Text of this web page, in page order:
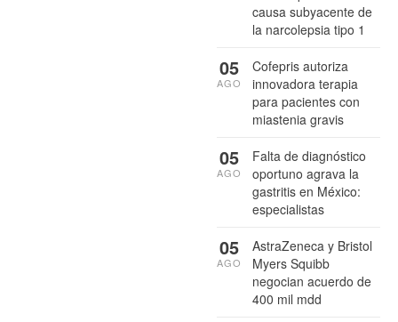
causa subyacente de
la narcolepsia tipo 1
Cofepris autoriza
innovadora terapia
para pacientes con
miastenia gravis
05
AGO
Falta de diagnóstico
oportuno agrava la
gastritis en México:
especialistas
05
AGO
AstraZeneca y Bristol
Myers Squibb
negocian acuerdo de
400 mil mdd
05
AGO